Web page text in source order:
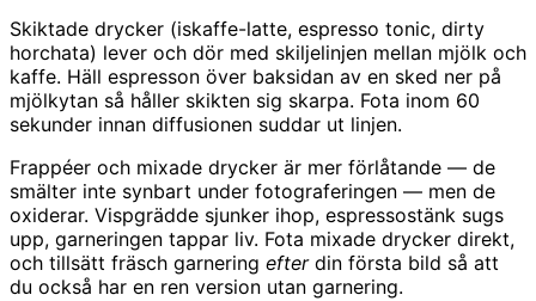
Skiktade drycker (iskaffe-latte, espresso tonic, dirty
horchata) lever och dör med skiljelinjen mellan mjölk och
kaffe. Häll espresson över baksidan av en sked ner på
mjölkytan så håller skikten sig skarpa. Fota inom 60
sekunder innan diffusionen suddar ut linjen.
Frappéer och mixade drycker är mer förlåtande — de
smälter inte synbart under fotograferingen — men de
oxiderar. Vispgrädde sjunker ihop, espressostänk sugs
upp, garneringen tappar liv. Fota mixade drycker direkt,
och tillsätt fräsch garnering efterdin första bild så att
du också har en ren version utan garnering.